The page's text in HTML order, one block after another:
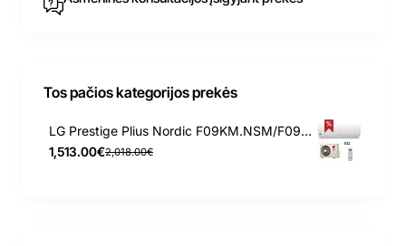
Tos pačios kategorijos prekės
LG Prestige Plius Nordic F09KM.NSM/F09KM.U24 2.5/3.2 kW kondicionierius - šilumos siurblys
1,513.00€2,018.00€